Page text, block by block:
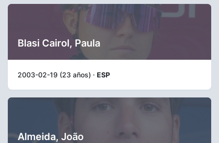
Blasi Cairol, Paula
2003-02-19 (23 años) · ESP
Almeida, João